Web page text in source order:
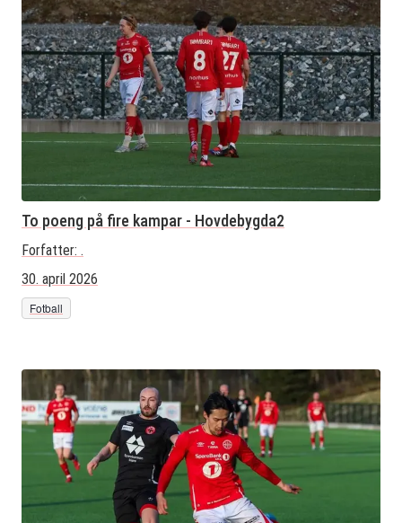
To poeng på fire kampar - Hovdebygda2
Forfatter: .
30. april 2026
Fotball